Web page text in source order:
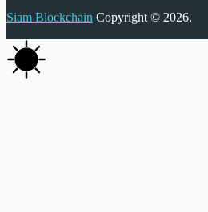
Siam Blockchain Copyright © 2026.